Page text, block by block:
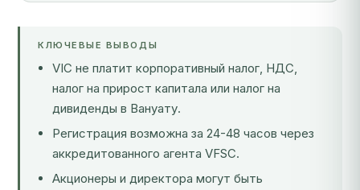
КЛЮЧЕВЫЕ ВЫВОДЫ
VIC не платит корпоративный налог, НДС,
налог на прирост капитала или налог на
дивиденды в Вануату.
Регистрация возможна за 24-48 часов через
аккредитованного агента VFSC.
Акционеры и директора могут быть